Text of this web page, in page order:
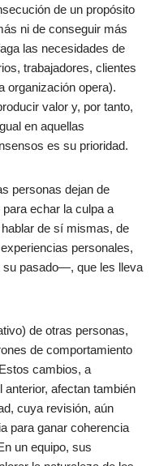
de un propósito
ni de conseguir más
las necesidades de
trabajadores, clientes
organización opera).
valor y, por tanto,
en aquellas
es su prioridad.
personas dejan de
echar la culpa a
de sí mismas, de
personales,
pasado—, que les lleva
de otras personas,
de comportamiento
cambios, a
anterior, afectan también
cuya revisión, aún
para ganar coherencia
un equipo, sus